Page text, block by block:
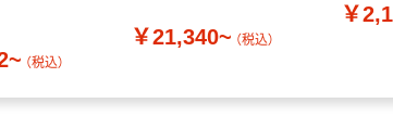
（税込）
￥21,340~ （税込）
￥